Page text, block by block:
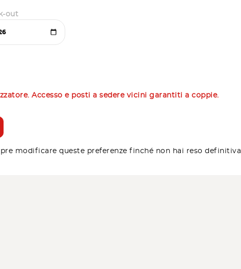
out
Accesso e posti a sedere vicini garantiti a coppie.
modificare queste preferenze finché non hai reso definitiva